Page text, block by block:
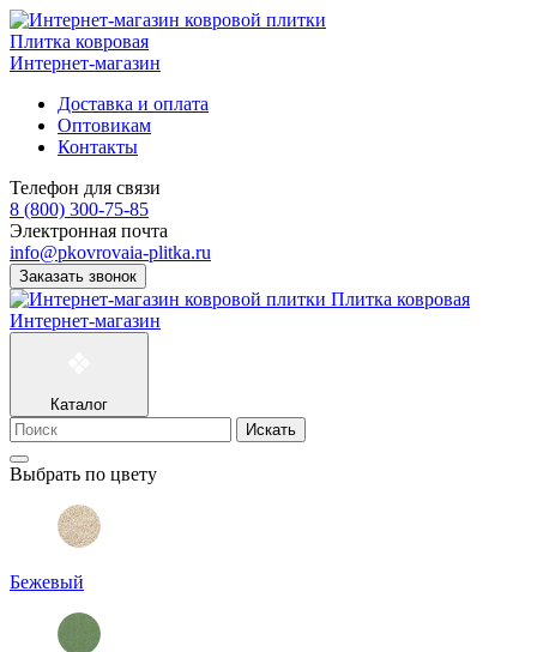
Плитка ковровая
Интернет-магазин
Доставка и оплата
Оптовикам
Контакты
Телефон для связи
8 (800) 300-75-85
Электронная почта
info@pkovrovaia-plitka.ru
Заказать звонок
Плитка ковровая
Интернет-магазин
Каталог
Искать
Выбрать по цвету
Бежевый